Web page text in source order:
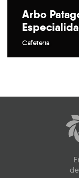
Arbo
Cafetería